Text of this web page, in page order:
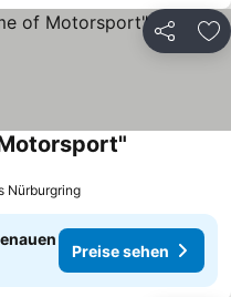
Teilen
Nürburgring
Preise sehen